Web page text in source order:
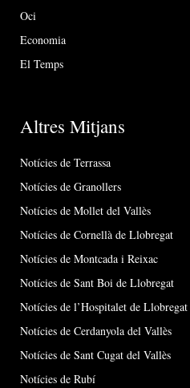
Oci
Economia
El Temps
Altres Mitjans
Notícies de Terrassa
Notícies de Granollers
Notícies de Mollet del Vallès
Notícies de Cornellà de Llobregat
Notícies de Montcada i Reixac
Notícies de Sant Boi de Llobregat
Notícies de l’Hospitalet de Llobregat
Notícies de Cerdanyola del Vallès
Notícies de Sant Cugat del Vallès
Notícies de Rubí